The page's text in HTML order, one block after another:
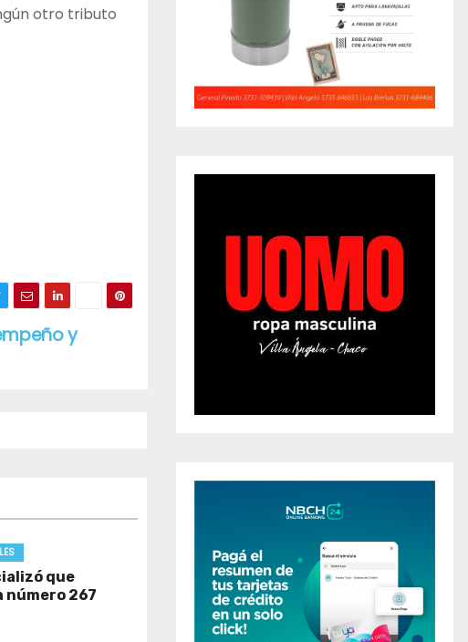
otro tributo
y
que
número 267